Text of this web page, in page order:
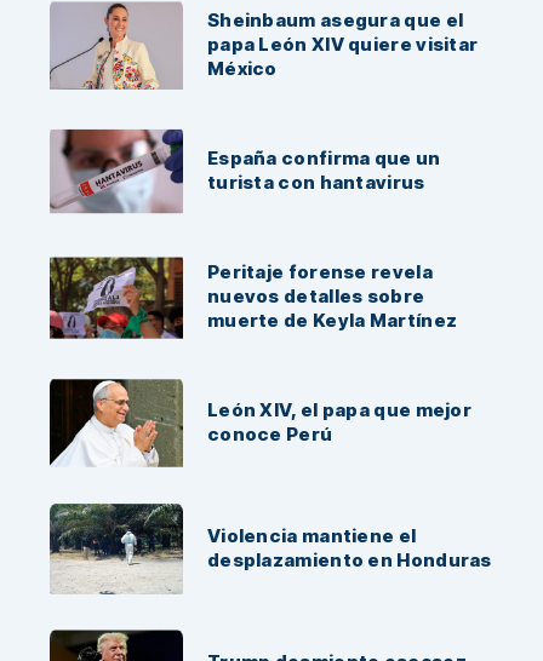
Sheinbaum asegura que el
papa León XIV quiere visitar
México
España confirma que un
turista con hantavirus
Peritaje forense revela
nuevos detalles sobre
muerte de Keyla Martínez
León XIV, el papa que mejor
conoce Perú
Violencia mantiene el
desplazamiento en Honduras